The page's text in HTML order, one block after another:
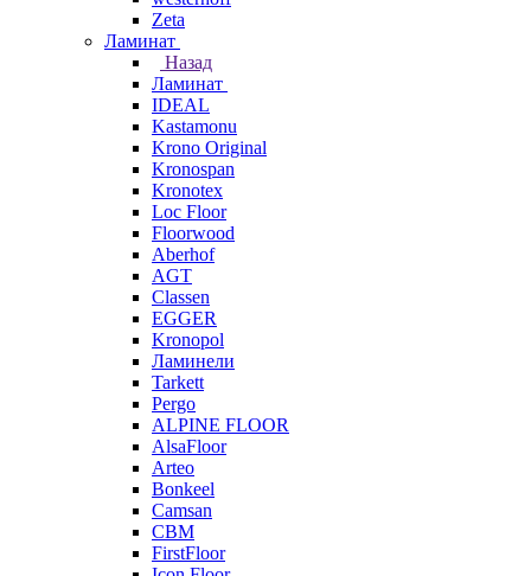
Zeta
Ламинат
Назад
Ламинат
IDEAL
Kastamonu
Krono Original
Kronospan
Kronotex
Loc Floor
Floorwood
Aberhof
AGT
Classen
EGGER
Kronopol
Ламинели
Tarkett
Pergo
ALPINE FLOOR
AlsaFloor
Arteo
Bonkeel
Camsan
CBM
FirstFloor